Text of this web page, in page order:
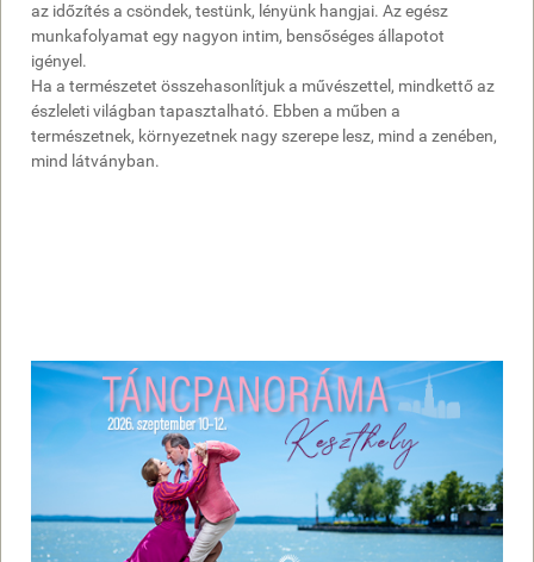
az időzítés a csöndek, testünk, lényünk hangjai. Az egész
munkafolyamat egy nagyon intim, bensőséges állapotot
igényel.
Ha a természetet összehasonlítjuk a művészettel, mindkettő az
észleleti világban tapasztalható. Ebben a műben a
természetnek, környezetnek nagy szerepe lesz, mind a zenében,
mind látványban.